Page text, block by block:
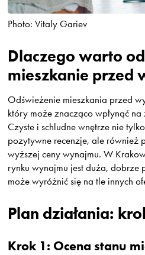
Photo: Vitaly Gariev
Dlaczego warto
mieszkanie przed
Odświeżenie mieszkania przed
który może znacząco wpłynąć
Czyste i schludne wnętrze nie
pozytywne recenzje, ale również
wyższej ceny wynajmu. W
rynku wynajmu jest duża, dobrze
może wyróżnić się na tle innych
Plan działania:
Krok 1: Ocena stanu